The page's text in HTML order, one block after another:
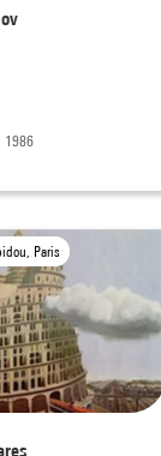
1986
Paris